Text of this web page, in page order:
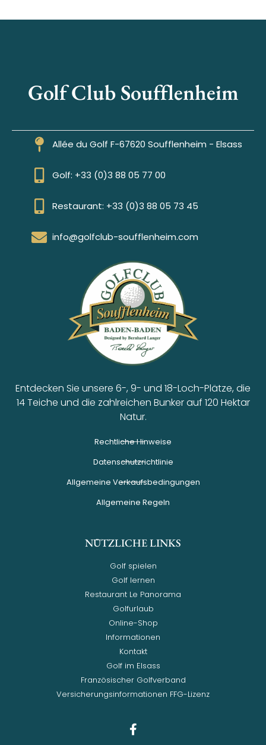
Golf Club Soufflenheim
Allée du Golf F-67620 Soufflenheim - Elsass
Golf: +33 (0)3 88 05 77 00
Restaurant: +33 (0)3 88 05 73 45
info@golfclub-soufflenheim.com
Entdecken Sie unsere 6-, 9- und 18-Loch-Plätze, die
14 Teiche und die zahlreichen Bunker auf 120 Hektar
Natur.
Rechtliche Hinweise
Datenschutzrichtlinie
Allgemeine Verkaufsbedingungen
Allgemeine Regeln
NÜTZLICHE LINKS
Golf spielen
Golf lernen
Restaurant Le Panorama
Golfurlaub
Online-Shop
Informationen
Kontakt
Golf im Elsass
Französischer Golfverband
Versicherungsinformationen FFG-Lizenz